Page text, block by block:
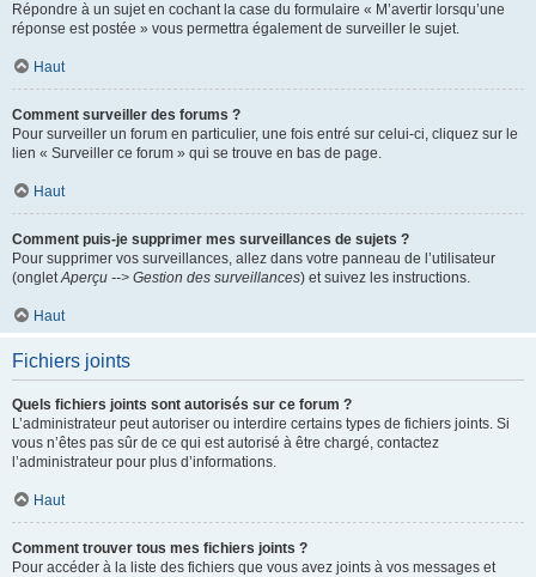
Répondre à un sujet en cochant la case du formulaire « M’avertir lorsqu’une
réponse est postée » vous permettra également de surveiller le sujet.
Haut
Comment surveiller des forums ?
Pour surveiller un forum en particulier, une fois entré sur celui-ci, cliquez sur le
lien « Surveiller ce forum » qui se trouve en bas de page.
Haut
Comment puis-je supprimer mes surveillances de sujets ?
Pour supprimer vos surveillances, allez dans votre panneau de l’utilisateur
(ongletAperçu --> Gestion des surveillances) et suivez les instructions.
Haut
Fichiers joints
Quels fichiers joints sont autorisés sur ce forum ?
L’administrateur peut autoriser ou interdire certains types de fichiers joints. Si
vous n’êtes pas sûr de ce qui est autorisé à être chargé, contactez
l’administrateur pour plus d’informations.
Haut
Comment trouver tous mes fichiers joints ?
Pour accéder à la liste des fichiers que vous avez joints à vos messages et